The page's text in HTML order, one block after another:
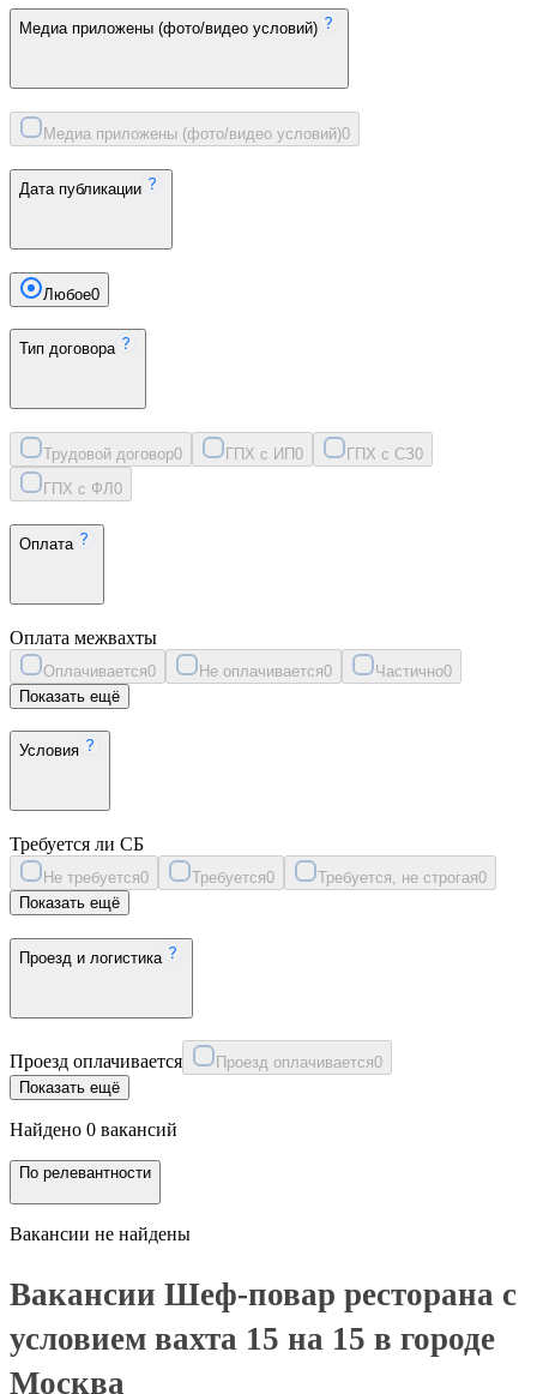
Медиа приложены (фото/видео условий)
Медиа приложены (фото/видео условий)0
Дата публикации
Любое0
Тип договора
Трудовой договор0 ГПХ с ИП0 ГПХ с СЗ0
ГПХ с ФЛ 0
Оплата
Оплата межвахты
Оплачивается0 Не оплачивается0 Частично0
Показать ещё
Условия
Требуется ли СБ
Не требуется0 Требуется0 Требуется, не строгая0
Показать ещё
Проезд и логистика
Проезд оплачивается Проезд оплачивается0
Показать ещё
Найдено 0 вакансий
По релевантности
Вакансии не найдены
Вакансии Шеф-повар ресторана с
условием вахта 15 на 15 в городе
Москва